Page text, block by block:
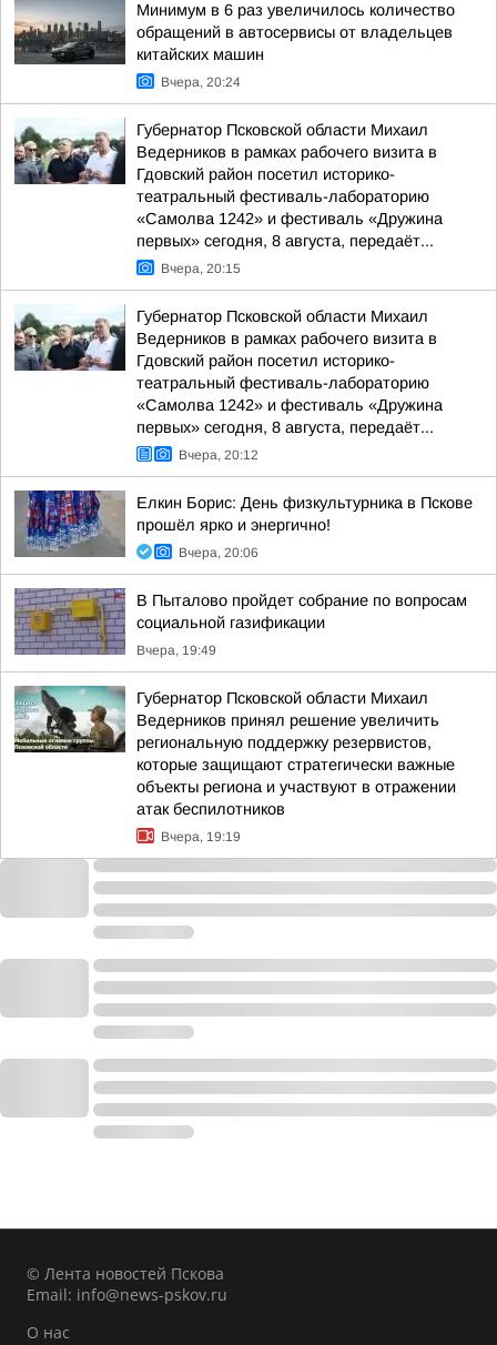
Минимум в 6 раз увеличилось количество
обращений в автосервисы от владельцев
китайских машин
Вчера, 20:24
Губернатор Псковской области Михаил
Ведерников в рамках рабочего визита в
Гдовский район посетил историко-
театральный фестиваль-лабораторию
«Самолва 1242» и фестиваль «Дружина
первых» сегодня, 8 августа, передаёт...
Вчера, 20:15
Губернатор Псковской области Михаил
Ведерников в рамках рабочего визита в
Гдовский район посетил историко-
театральный фестиваль-лабораторию
«Самолва 1242» и фестиваль «Дружина
первых» сегодня, 8 августа, передаёт...
Вчера, 20:12
Елкин Борис: День физкультурника в Пскове
прошёл ярко и энергично!
Вчера, 20:06
В Пыталово пройдет собрание по вопросам
социальной газификации
Вчера, 19:49
Губернатор Псковской области Михаил
Ведерников принял решение увеличить
региональную поддержку резервистов,
которые защищают стратегически важные
объекты региона и участвуют в отражении
атак беспилотников
Вчера, 19:19
© Лента новостей Пскова
Email: info@news-pskov.ru
О нас